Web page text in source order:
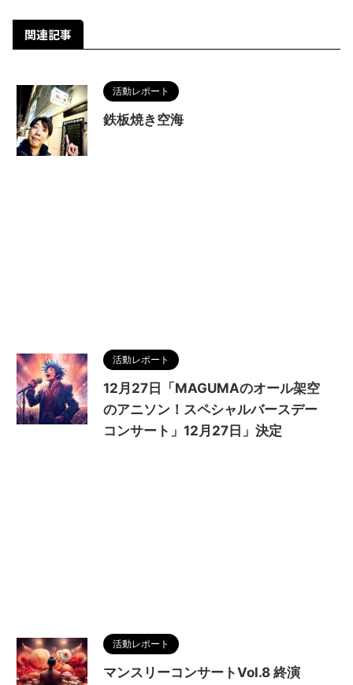
関連記事
活動レポート
鉄板焼き空海
活動レポート
12月27日「MAGUMAのオール架空
のアニソン！スペシャルバースデー
コンサート」12月27日」決定
活動レポート
マンスリーコンサートVol.8 終演